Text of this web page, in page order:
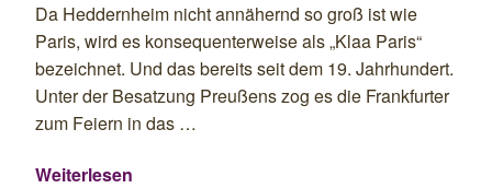
Da Heddernheim nicht annähernd so groß ist wie
Paris, wird es konsequenterweise als „Klaa Paris“
bezeichnet. Und das bereits seit dem 19. Jahrhundert.
Unter der Besatzung Preußens zog es die Frankfurter
zum Feiern in das …
Weiterlesen